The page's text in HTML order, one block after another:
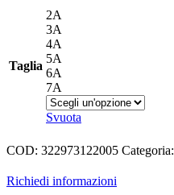
Taglia
2A
3A
4A
5A
6A
7A
Svuota
COD: 322973122005 Categoria:
Richiedi informazioni